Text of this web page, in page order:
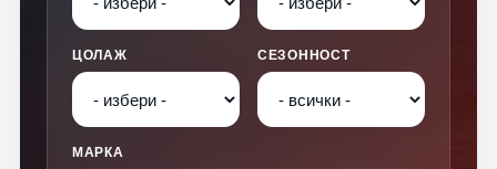
ЦОЛАЖ СЕЗОННОСТ
МАРКА